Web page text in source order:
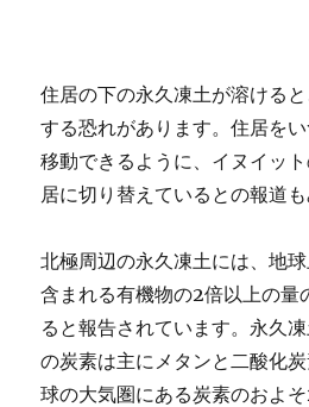
住居の下の永久凍土が溶ける
する恐れがあります。住居を
移動できるように、イヌイッ
居に切り替えているとの報道も
北極周辺の永久凍土には、地
含まれる有機物の2倍以上の量
ると報告されています。永久
の炭素は主にメタンと二酸化
球の大気圏にある炭素のおよ